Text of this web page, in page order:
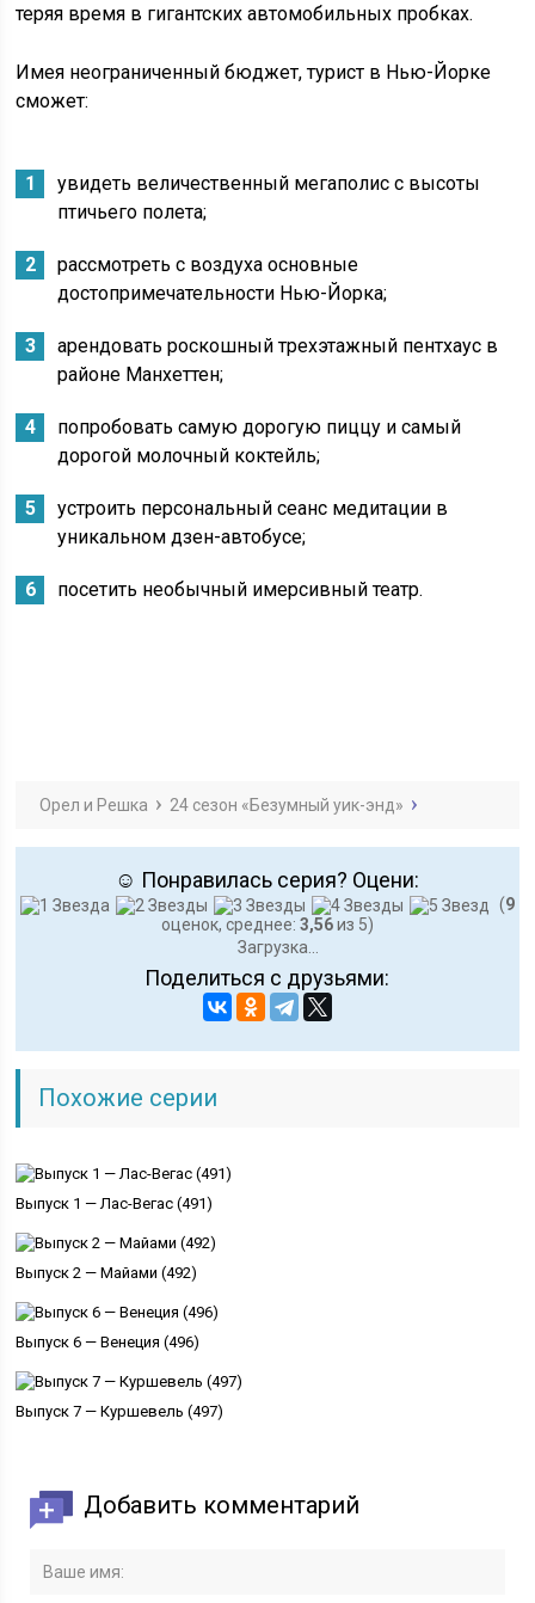
теряя время в гигантских автомобильных пробках.
Имея неограниченный бюджет, турист в Нью-Йорке
сможет:
увидеть величественный мегаполис с высоты
птичьего полета;
рассмотреть с воздуха основные
достопримечательности Нью-Йорка;
арендовать роскошный трехэтажный пентхаус в
районе Манхеттен;
попробовать самую дорогую пиццу и самый
дорогой молочный коктейль;
устроить персональный сеанс медитации в
уникальном дзен-автобусе;
посетить необычный имерсивный театр.
Орел и Решка 24 сезон «Безумный уик-энд»
☺ Понравилась серия? Оцени:
(9
оценок, среднее: 3,56из 5)
Загрузка...
Поделиться с друзьями:
Похожие серии
Выпуск 1 — Лас-Вегас (491)
Выпуск 2 — Майами (492)
Выпуск 6 — Венеция (496)
Выпуск 7 — Куршевель (497)
Добавить комментарий